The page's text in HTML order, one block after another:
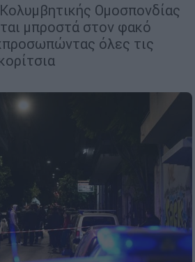
Ομοσπονδίας
μπροστά στον φακό
όλες τις